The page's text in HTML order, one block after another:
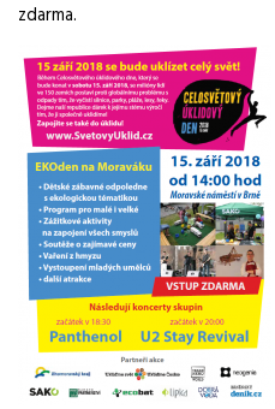
zdarma.